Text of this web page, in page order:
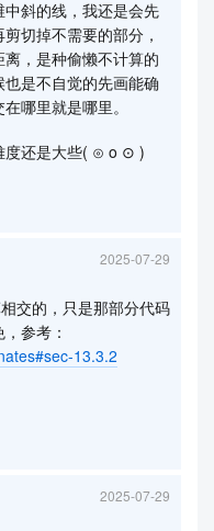
斜的线，我还是会先
切掉不需要的部分，
，是种偷懒不计算的
是不自觉的先画能确
哪里就是哪里。
度还是大些( ⊙ o ⊙ )
2025-07-29
交的，只是那部分代码
参考：
13.3.2
2025-07-29